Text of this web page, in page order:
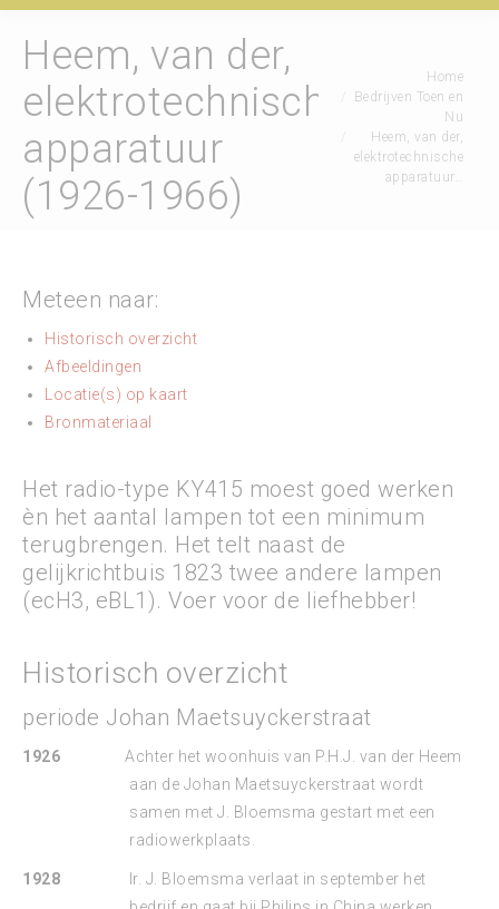
Heem, van der,
elektrotechnische
apparatuur
(1926-1966)
Home
Bedrijven Toen en
Nu
Heem, van der,
elektrotechnische
apparatuur…
Meteen naar:
Historisch overzicht
Afbeeldingen
Locatie(s) op kaart
Bronmateriaal
Het radio-type KY415 moest goed werken
èn het aantal lampen tot een minimum
terugbrengen. Het telt naast de
gelijkrichtbuis 1823 twee andere lampen
(ecH3, eBL1). Voer voor de liefhebber!
Historisch overzicht
periode Johan Maetsuyckerstraat
1926
Achter het woonhuis van P.H.J. van der Heem
aan de Johan Maetsuyckerstraat wordt
samen met J. Bloemsma gestart met een
radiowerkplaats.
1928
Ir. J. Bloemsma verlaat in september het